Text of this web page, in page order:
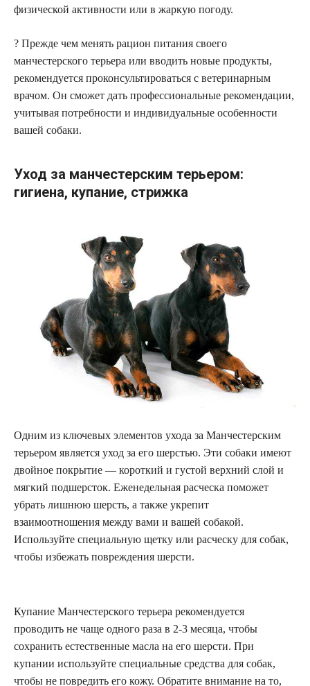
физической активности или в жаркую погоду.
? Прежде чем менять рацион питания своего
манчестерского терьера или вводить новые продукты,
рекомендуется проконсультироваться с ветеринарным
врачом. Он сможет дать профессиональные рекомендации,
учитывая потребности и индивидуальные особенности
вашей собаки.
Уход за манчестерским терьером:
гигиена, купание, стрижка
Одним из ключевых элементов ухода за Манчестерским
терьером является уход за его шерстью. Эти собаки имеют
двойное покрытие — короткий и густой верхний слой и
мягкий подшерсток. Еженедельная расческа поможет
убрать лишнюю шерсть, а также укрепит
взаимоотношения между вами и вашей собакой.
Используйте специальную щетку или расческу для собак,
чтобы избежать повреждения шерсти.
Купание Манчестерского терьера рекомендуется
проводить не чаще одного раза в 2-3 месяца, чтобы
сохранить естественные масла на его шерсти. При
купании используйте специальные средства для собак,
чтобы не повредить его кожу. Обратите внимание на то,